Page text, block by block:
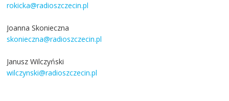
rokicka@radioszczecin.pl
Joanna Skonieczna
skonieczna@radioszczecin.pl
Janusz Wilczyński
wilczynski@radioszczecin.pl